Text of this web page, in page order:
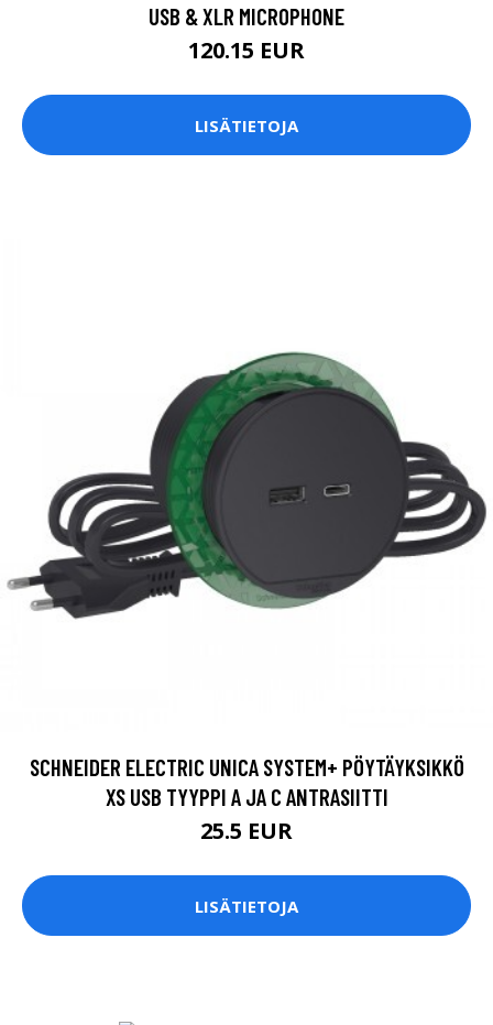
USB & XLR MICROPHONE
120.15 EUR
LISÄTIETOJA
SCHNEIDER ELECTRIC UNICA SYSTEM+ PÖYTÄYKSIKKÖ
XS USB TYYPPI A JA C ANTRASIITTI
25.5 EUR
LISÄTIETOJA